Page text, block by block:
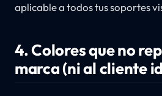
aplicable a todos tus soportes
4. Colores que no
marca (ni al cliente